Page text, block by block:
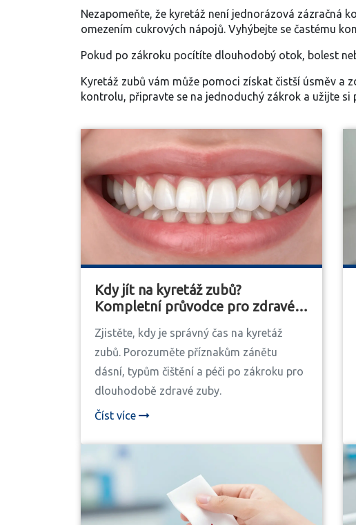
Nezapomeňte, že kyretáž není jednorázová zázračná
omezením cukrových nápojů. Vyhýbejte se častému
Pokud po zákroku pocítíte dlouhodobý otok, bolest
Kyretáž zubů vám může pomoci získat čistší úsměv
kontrolu, připravte se na jednoduchý zákrok a užijte si
Kdy jít na kyretáž zubů?
Kompletní průvodce pro zdravé
Zjistěte, kdy je správný čas na kyretáž
zubů. Porozuměte příznakům zánětu
dásní, typům čištění a péči po zákroku pro
dlouhodobě zdravé zuby.
Číst více